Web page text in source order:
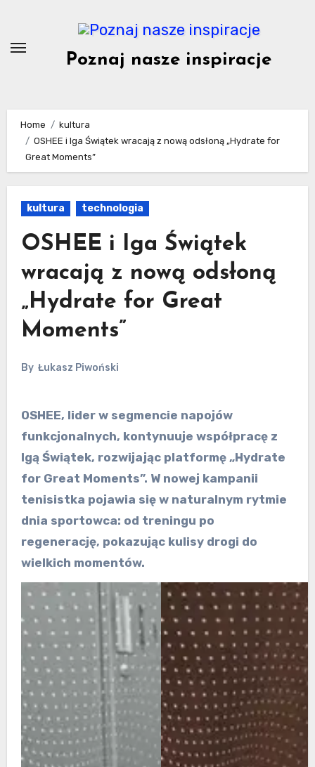
content
Poznaj nasze inspiracje
Home
kultura
OSHEE i Iga Świątek wracają z nową odsłoną „Hydrate for
Great Moments”
kultura technologia
OSHEE i Iga Świątek
wracają z nową odsłoną
„Hydrate for Great
Moments”
By Łukasz Piwoński
OSHEE, lider w segmencie napojów
funkcjonalnych, kontynuuje współpracę z
Igą Świątek, rozwijając platformę „Hydrate
for Great Moments”. W nowej kampanii
tenisistka pojawia się w naturalnym rytmie
dnia sportowca: od treningu po
regenerację, pokazując kulisy drogi do
wielkich momentów.